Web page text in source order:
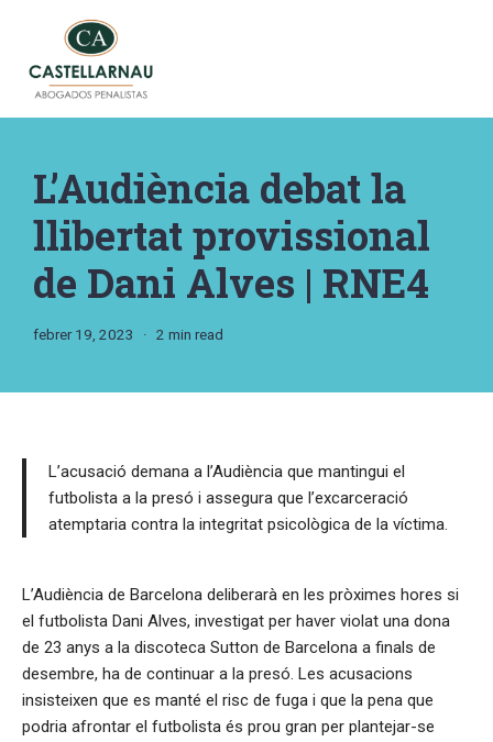
L’Audiència debat la
llibertat provissional
de Dani Alves | RNE4
febrer 19, 2023 2 min read
L’acusació demana a l’Audiència que mantingui el
futbolista a la presó i assegura que l’excarceració
atemptaria contra la integritat psicològica de la víctima.
L’Audiència de Barcelona deliberarà en les pròximes hores si
el futbolista Dani Alves, investigat per haver violat una dona
de 23 anys a la discoteca Sutton de Barcelona a finals de
desembre, ha de continuar a la presó. Les acusacions
insisteixen que es manté el risc de fuga i que la pena que
podria afrontar el futbolista és prou gran per plantejar-se